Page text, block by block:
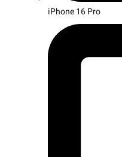
iPhone 16 Pro